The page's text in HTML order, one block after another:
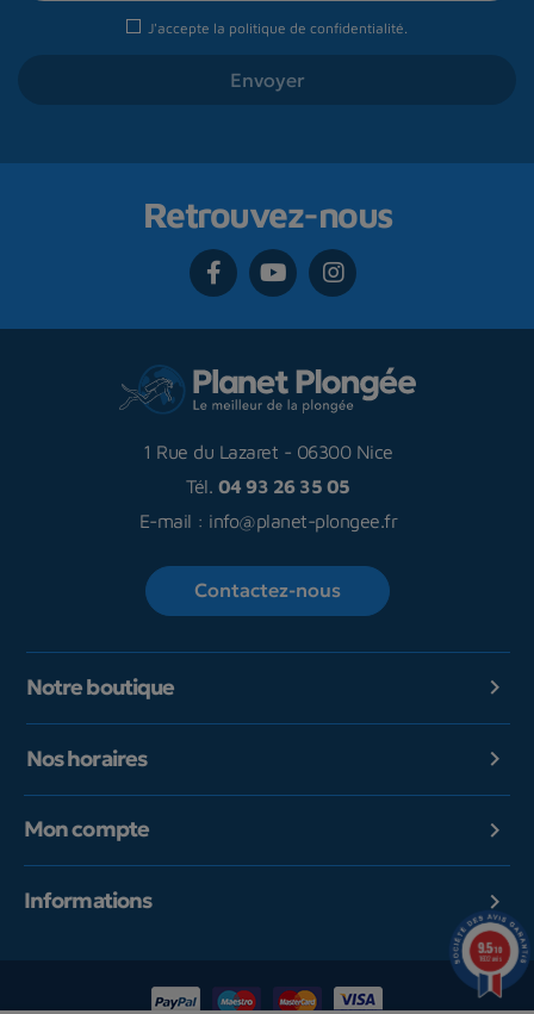
J'accepte la politique de confidentialité
Retrouvez-nous
1 Rue du Lazaret - 06300 Nice
Tél. 04 93 26 35 05
E-mail : info@planet-plongee.fr
Contactez-nous
Notre boutique 
Nos horaires 
Mon compte 
Informations 
9.5/10
1602 avis